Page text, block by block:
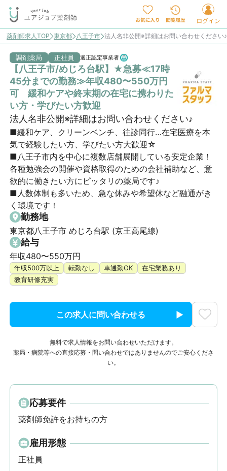
薬剤師求人TOP 東京都 八王子市 法人名非公開※詳細はお問い合わせください
調剤薬局 正社員 適正認定事業者
【八王子市/めじろ台駅】★急募≪17時
45分までの勤務≫年収480〜550万円
可 緩和ケアや終末期の在宅に携わりた
い方・学びたい方歓迎
法人名非公開※詳細はお問い合わせください♪
■緩和ケア、クリーンベンチ、往診同行…在宅医療を本
気で経験したい方、学びたい方大歓迎☆
■八王子市内を中心に複数店舗展開している安定企業！
各種勉強会の開催や資格取得のための会社補助など、意
欲的に働きたい方にピッタリの薬局です♪
■人数体制も多いため、急な休みや希望休など融通がき
く環境です！
勤務地
東京都八王子市 めじろ台駅 (京王高尾線)
給与
年収480〜550万円
年収500万以上 転勤なし 車通勤OK
在宅業務あり
教育研修充実
この求人に問い合わせる
無料で求人情報をお問い合わせいただけます。
薬局・病院等への直接応募・問い合わせではありませんのでご安心くださ
い。
応募要件
薬剤師免許をお持ちの方
雇用形態
正社員